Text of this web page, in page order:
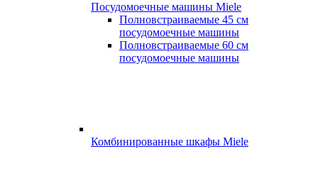
Посудомоечные машины Miele
Полновстраиваемые 45 см
посудомоечные машины
Полновстраиваемые 60 см
посудомоечные машины
Комбинированные шкафы Miele